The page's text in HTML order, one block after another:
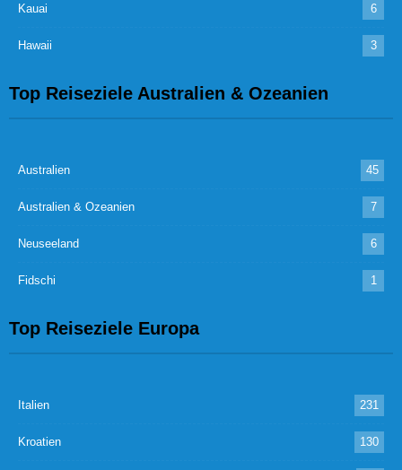
Kauai 6
Hawaii 3
Top Reiseziele Australien & Ozeanien
Australien 45
Australien & Ozeanien 7
Neuseeland 6
Fidschi 1
Top Reiseziele Europa
Italien 231
Kroatien 130